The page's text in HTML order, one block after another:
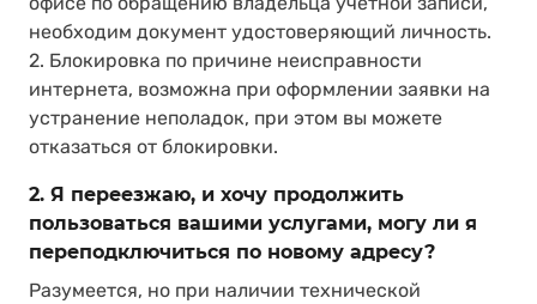
необходим документ удостоверяющий личность.
2. Блокировка по причине неисправности
интернета, возможна при оформлении заявки на
устранение неполадок, при этом вы можете
отказаться от блокировки.
2. Я переезжаю, и хочу продолжить
пользоваться вашими услугами, могу ли я
переподключиться по новому адресу?
Разумеется, но при наличии технической